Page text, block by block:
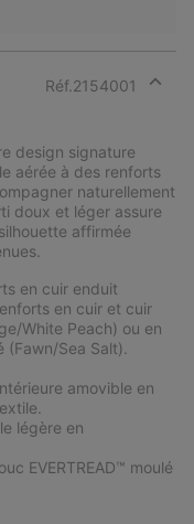
Réf. 2154001
design signature
aérée à des renforts
naturellement
doux et léger assure
affirmée
en cuir enduit
en cuir et cuir
White Peach) ou en
Sea Salt).
amovible en
légère en
EVERTREAD™ moulé